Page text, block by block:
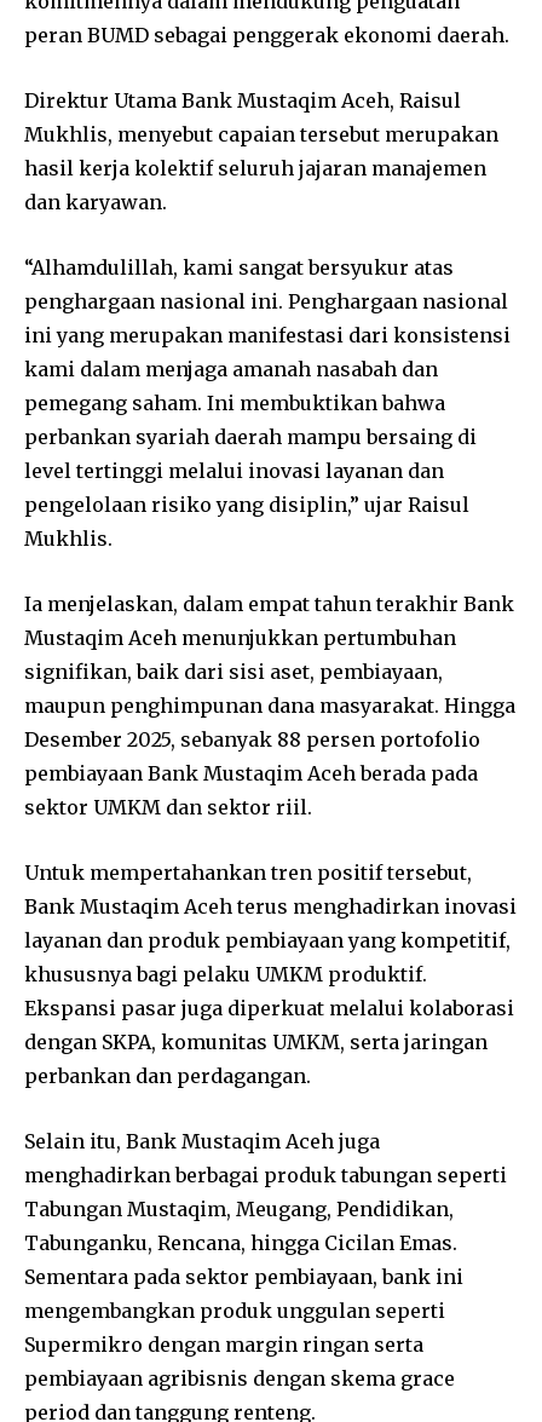
peran BUMD sebagai penggerak ekonomi daerah.
Direktur Utama Bank Mustaqim Aceh, Raisul
Mukhlis, menyebut capaian tersebut merupakan
hasil kerja kolektif seluruh jajaran manajemen
dan karyawan.
“Alhamdulillah, kami sangat bersyukur atas
penghargaan nasional ini. Penghargaan nasional
ini yang merupakan manifestasi dari konsistensi
kami dalam menjaga amanah nasabah dan
pemegang saham. Ini membuktikan bahwa
perbankan syariah daerah mampu bersaing di
level tertinggi melalui inovasi layanan dan
pengelolaan risiko yang disiplin,” ujar Raisul
Mukhlis.
Ia menjelaskan, dalam empat tahun terakhir Bank
Mustaqim Aceh menunjukkan pertumbuhan
signifikan, baik dari sisi aset, pembiayaan,
maupun penghimpunan dana masyarakat. Hingga
Desember 2025, sebanyak 88 persen portofolio
pembiayaan Bank Mustaqim Aceh berada pada
sektor UMKM dan sektor riil.
Untuk mempertahankan tren positif tersebut,
Bank Mustaqim Aceh terus menghadirkan inovasi
layanan dan produk pembiayaan yang kompetitif,
khususnya bagi pelaku UMKM produktif.
Ekspansi pasar juga diperkuat melalui kolaborasi
dengan SKPA, komunitas UMKM, serta jaringan
perbankan dan perdagangan.
Selain itu, Bank Mustaqim Aceh juga
menghadirkan berbagai produk tabungan seperti
Tabungan Mustaqim, Meugang, Pendidikan,
Tabunganku, Rencana, hingga Cicilan Emas.
Sementara pada sektor pembiayaan, bank ini
mengembangkan produk unggulan seperti
Supermikro dengan margin ringan serta
pembiayaan agribisnis dengan skema grace
period dan tanggung renteng.